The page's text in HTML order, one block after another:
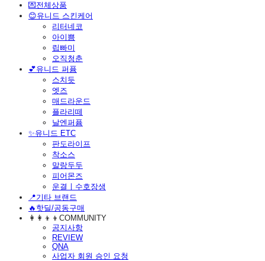
💌전체상품
😊유니드 스킨케어
리터네코
아이쁨
립빠미
오직청춘
💕유니드 퍼퓸
스치듯
엣즈
매드라운드
플라리떼
날엔퍼퓸
​✨유니드 ETC
판도라이프
착소스
말랑두두
피어몬즈
운결ㅣ수호장생
📍기타 브랜드
🔥핫딜/공동구매
👩‍👩‍👦‍👦COMMUNITY
공지사항
REVIEW
QNA
사업자 회원 승인 요청